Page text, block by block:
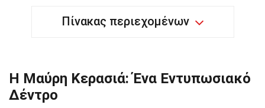
Πίνακας περιεχομένων
Η Μαύρη Κερασιά: Ένα Εντυπωσιακό
Δέντρο